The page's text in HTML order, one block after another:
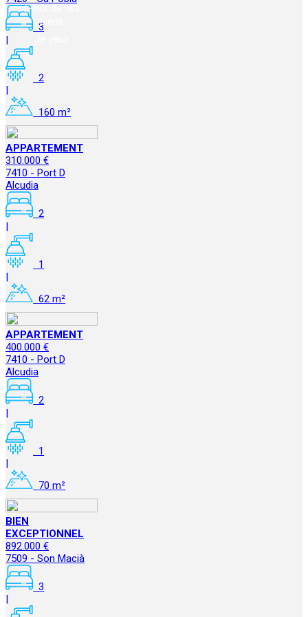
à-jour de nos
biens
3
|
2
|
160 m²
APPARTEMENT
310.000 €
7410 - Port D
Alcudia
2
|
1
|
62 m²
APPARTEMENT
400.000 €
7410 - Port D
Alcudia
2
|
1
|
70 m²
BIEN
EXCEPTIONNEL
892.000 €
7509 - Son Macià
3